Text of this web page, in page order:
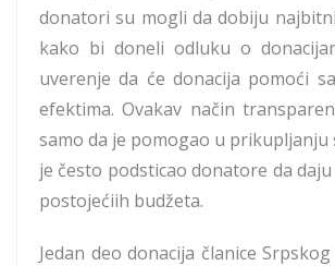
donatori su mogli da dobiju
kako bi doneli odluku o
uverenje da će donacija pomoći
efektima. Ovakav način
samo da je pomogao u prikupljanju
je često podsticao donatore da
postojećiih budžeta.
Jedan deo donacija članice